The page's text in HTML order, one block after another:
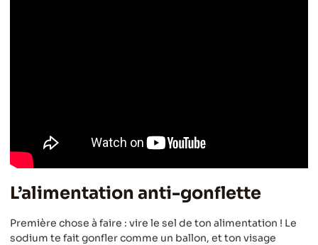
L’alimentation anti-gonflette
Première chose à faire : vire le sel de ton alimentation ! Le
sodium te fait gonfler comme un ballon, et ton visage